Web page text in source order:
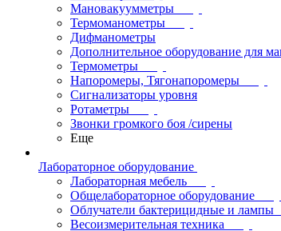
Мановакуумметры
Термоманометры
Дифманометры
Дополнительное оборудование для
Термометры
Напоромеры, Тягонапоромеры
Сигнализаторы уровня
Ротаметры
Звонки громкого боя /сирены
Еще
Лабораторное оборудование
Лабораторная мебель
Общелабораторное оборудование
Облучатели бактерицидные и лампы
Весоизмерительная техника